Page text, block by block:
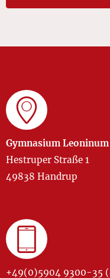
Gymnasium
Hestruper Straße 1
49838 Handrup
+49(0)5904 9300-35